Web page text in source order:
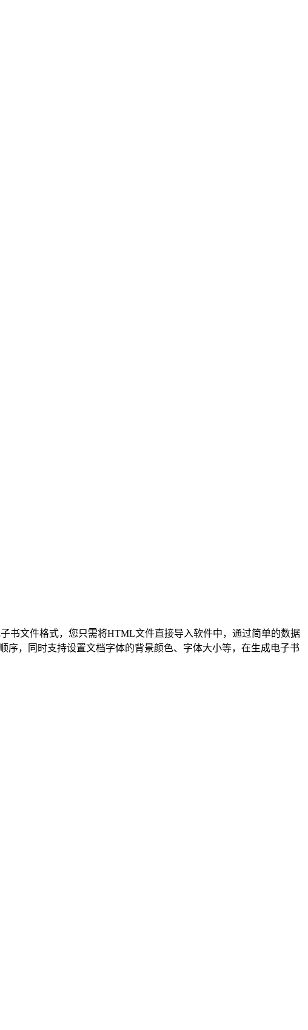
书文件格式，您只需将HTML文件直接导入软件中，通过简单的数据
序，同时支持设置文档字体的背景颜色、字体大小等，在生成电子书